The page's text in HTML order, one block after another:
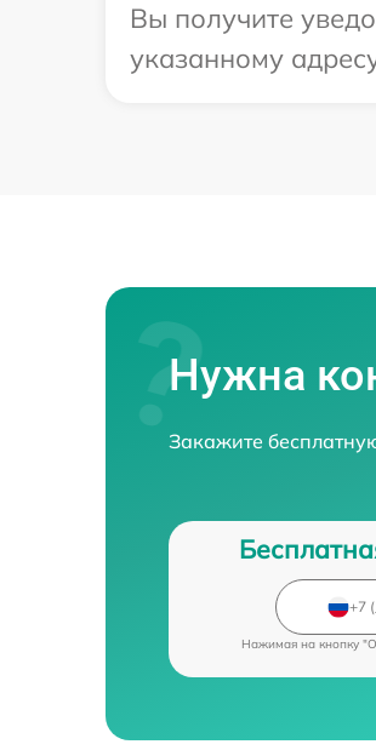
Вы получите
указанному
Нужна
Закажите
Нажимая на кнопку